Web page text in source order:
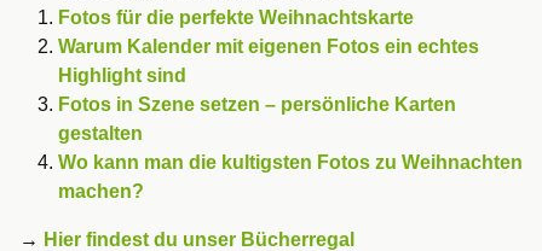
Fotos für die perfekte Weihnachtskarte
Warum Kalender mit eigenen Fotos ein echtes
Highlight sind
Fotos in Szene setzen – persönliche Karten
gestalten
Wo kann man die kultigsten Fotos zu Weihnachten
machen?
→ Hier findest du unser Bücherregal